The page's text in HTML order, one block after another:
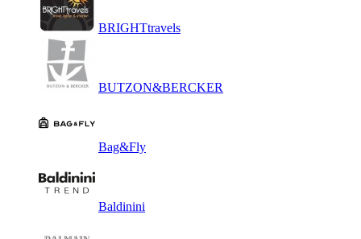
BRIGHTtravels
BUTZON&BERCKER
Bag&Fly
Baldinini